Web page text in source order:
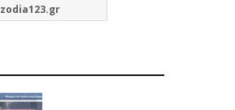
zodia123.gr